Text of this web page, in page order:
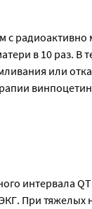
с
в 10 раз. В
или
интервала
При